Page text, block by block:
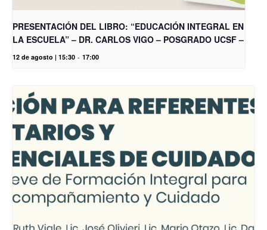
PRESENTACIÓN DEL LIBRO: “EDUCACIÓN INTEGRAL EN
LA ESCUELA” – DR. CARLOS VIGO – POSGRADO UCSF –
12 de agosto | 15:30 - 17:00